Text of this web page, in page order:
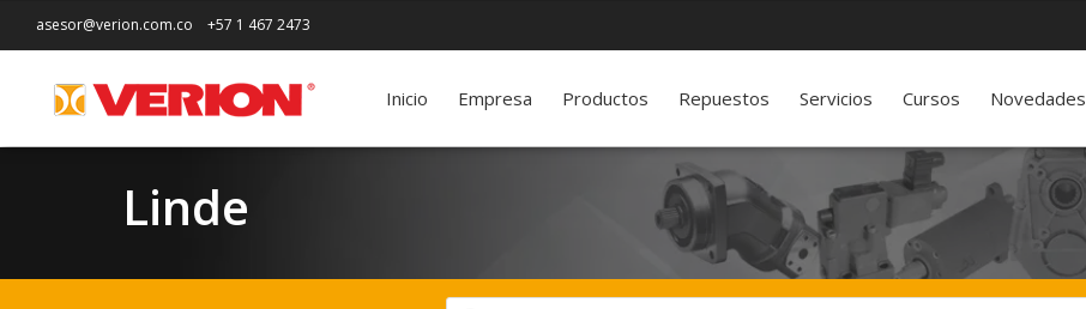
asesor@verion.com.co +57 1 467 2473
Inicio Empresa Productos Repuestos Servicios Cursos Novedades
Linde